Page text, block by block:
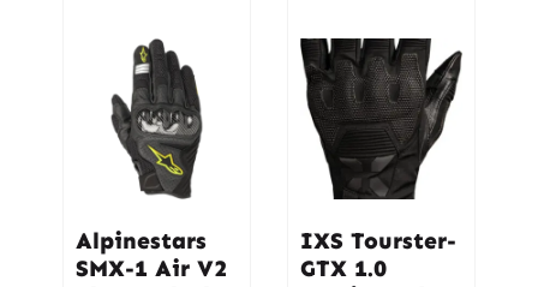
Alpinestars
SMX-1 Air V2
IXS Tourster-
GTX 1.0